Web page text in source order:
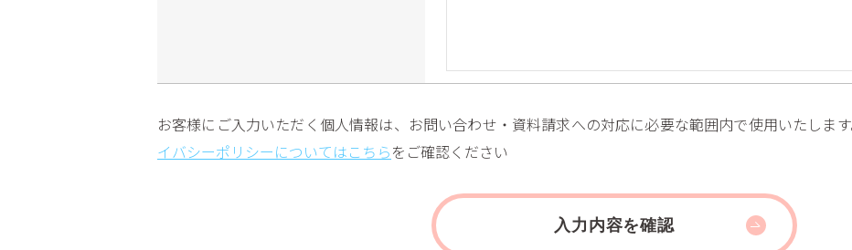
お客様にご入力いただく個人情報は、お問い合わせ・資料請求への対応に必要な範囲内で使用いたしま
イバシーポリシーについてはこちら をご確認ください